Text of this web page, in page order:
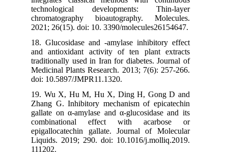
technological developments: Thin-layer
chromatography bioautography. Molecules.
2021; 26(15). doi: 10. 3390/molecules26154647.
18. Glucosidase and -amylase inhibitory effect
and antioxidant activity of ten plant extracts
traditionally used in Iran for diabetes. Journal of
Medicinal Plants Research. 2013; 7(6): 257-266.
doi: 10.5897/JMPR11.1320.
19. Wu X, Hu M, Hu X, Ding H, Gong D and
Zhang G. Inhibitory mechanism of epicatechin
gallate on α-amylase and α-glucosidase and its
combinational effect with acarbose or
epigallocatechin gallate. Journal of Molecular
Liquids. 2019; 290. doi: 10.1016/j.molliq.2019.
111202.